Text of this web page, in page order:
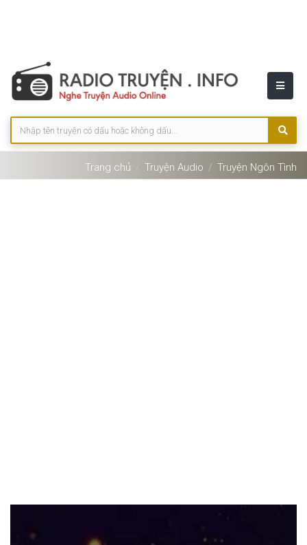
Trang chủ Truyện Audio Truyện Ngôn Tình